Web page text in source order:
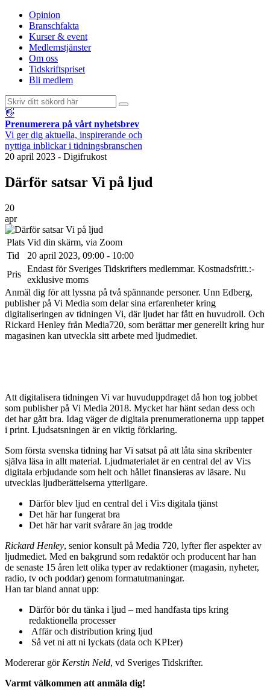
Opinion
Branschfakta
Kurser & event
Medlemstjänster
Om oss
Tidskriftspriset
Bli medlem
👋
Prenumerera på vårt nyhetsbrev
Vi ger dig aktuella, inspirerande och
nyttiga inblickar i tidningsbranschen
20 april 2023 - Digifrukost
Därför satsar Vi på ljud
20
apr
Plats Vid din skärm, via Zoom
Tid
20 april 2023, 09:00 - 10:00
Pris
Endast för Sveriges Tidskrifters medlemmar. Kostnadsfritt.:-
exklusive moms
Anmäl dig för att lyssna på två spännande personer. Unn Edberg,
publisher på Vi Media som delar sina erfarenheter kring
digitaliseringen av tidningen Vi, där ljudet har fått en huvudroll. Och
Rickard Henley från Media720, som berättar mer generellt kring hur
magasinen kan utveckla sitt arbete med ljudmediet.
Att digitalisera tidningen Vi var huvuduppdraget då hon tog jobbet
som publisher på Vi Media 2018. Mycket har hänt sedan dess och
det har gått bra. Idag väger de digitala prenumerationerna upp tappet
i print. Ljudsatsningen är en viktig förklaring.
Som första svenska tidning har Vi satsat på att låta sina skribenter
själva läsa in allt material. Ljudmaterialet är en central del av Vi:s
digitala erbjudande som helt och hållet finansieras av läsare. Nu
utvecklas ljudberättelserna ytterligare.
Därför blev ljud en central del i Vi:s digitala tjänst
Det här har fungerat bra
Det här har varit svårare än jag trodde
Rickard Henley, senior konsult på Media 720, lyfter fler aspekter av
ljudmediet. Med en bakgrund som redaktör och producent har han
de senaste 15 åren lett olika typer av redaktioner (magasin, nyheter,
radio, tv och poddar) genom formatutmaningar.
Han tar bland annat upp:
Därför bör du tänka i ljud – med handfasta tips kring
redaktionella processer
Affär och distribution kring ljud
Så vet ni att ni lyckats (data och KPI:er)
Modererar gör Kerstin Neld, vd Sveriges Tidskrifter.
Varmt välkommen att anmäla dig!